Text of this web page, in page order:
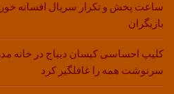
ساعت پخش و تکرار سریال افسانه
بازیگران
کلیپ احساسی کیسان دیباج در خانه
سرنوشت همه را غافلگیر کرد